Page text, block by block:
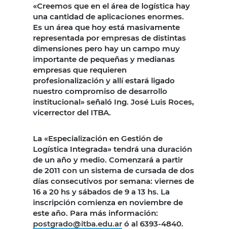
«Creemos que en el área de logística hay
una cantidad de aplicaciones enormes.
Es un área que hoy está masivamente
representada por empresas de distintas
dimensiones pero hay un campo muy
importante de pequeñas y medianas
empresas que requieren
profesionalización y allí estará ligado
nuestro compromiso de desarrollo
institucional» señaló Ing. José Luis Roces,
vicerrector del ITBA.
La «Especialización en Gestión de
Logística Integrada» tendrá una duración
de un año y medio. Comenzará a partir
de 2011 con un sistema de cursada de dos
días consecutivos por semana: viernes de
16 a 20 hs y sábados de 9 a 13 hs. La
inscripción comienza en noviembre de
este año. Para más información:
postgrado@itba.edu.ar ó al 6393-4840.